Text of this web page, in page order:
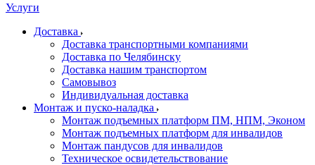
Услуги
Доставка
Доставка транспортными компаниями
Доставка по Челябинску
Доставка нашим транспортом
Самовывоз
Индивидуальная доставка
Монтаж и пуско-наладка
Монтаж подъемных платформ ПМ, НПМ, Эконом
Монтаж подъемных платформ для инвалидов
Монтаж пандусов для инвалидов
Техническое освидетельствование